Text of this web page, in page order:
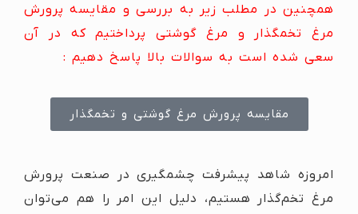
همچنین در مطلب زیر به بررسی و مقایسه پرورش
مرغ تخمگذار و مرغ گوشتی پرداختیم که در آن
سعی شده است به سوالات بالا پاسخ دهیم :
مقایسه پرورش مرغ گوشتی و تخمگذار
امروزه شاهد پیشرفت چشمگیری در صنعت پرورش
مرغ تخم‌گذار هستیم، دلیل این امر را هم می‌توان